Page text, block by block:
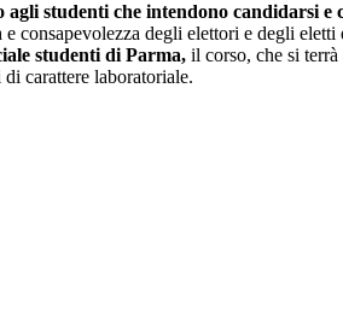
studenti che intendono candidarsi e
consapevolezza degli elettori e degli eletti
studenti di Parma, il corso, che si terrà
carattere laboratoriale.